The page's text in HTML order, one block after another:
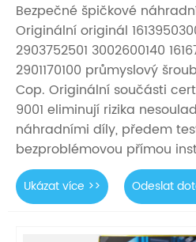
Bezpečné špičkové
Originální originál
2903752501 3002600140
2901170100 průmyslový
Cop. Originální součásti
9001 eliminují rizika
náhradními díly, předem
bezproblémovou přímou
Ukázat více >> Odeslat